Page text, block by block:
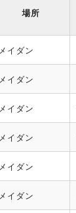
場所
メイダン
メイダン
メイダン
メイダン
メイダン
メイダン